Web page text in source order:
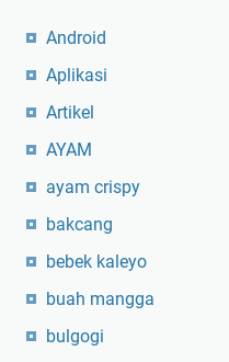
d
k
X
Android
Aplikasi
Artikel
AYAM
ayam crispy
bakcang
bebek kaleyo
buah mangga
bulgogi